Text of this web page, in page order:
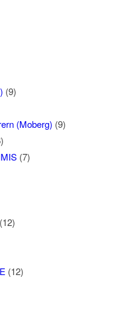
(9)
(Moberg) (9)
(7)
(12)